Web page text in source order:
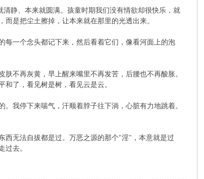
静、本来就圆满。孩童时期我们没有情欲却很快乐，就
是把尘土擦掉，让本来就在那里的光透出来。
每一个念头都记下来，然后看着它们，像看河面上的泡
不再灰黄，早上醒来嘴里不再发苦，后腰也不再酸胀。
了，看见树是树，看见云是云。
我停下来喘气，汗顺着脖子往下淌，心脏有力地跳着。
西无法自拔都是过。万恶之源的那个"淫"，本意就是过
过去。